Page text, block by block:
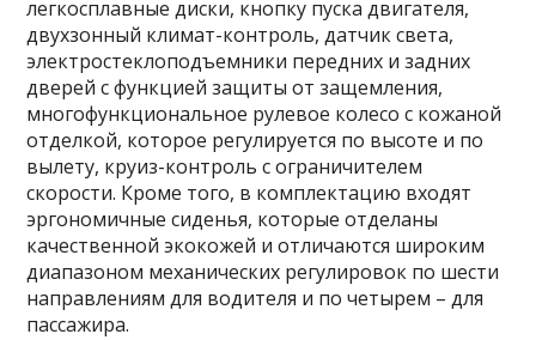
легкосплавные диски, кнопку пуска двигателя,
двухзонный климат-контроль, датчик света,
электростеклоподъемники передних и задних
дверей с функцией защиты от защемления,
многофункциональное рулевое колесо с кожаной
отделкой, которое регулируется по высоте и по
вылету, круиз-контроль с ограничителем
скорости. Кроме того, в комплектацию входят
эргономичные сиденья, которые отделаны
качественной экокожей и отличаются широким
диапазоном механических регулировок по шести
направлениям для водителя и по четырем – для
пассажира.